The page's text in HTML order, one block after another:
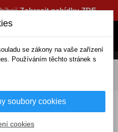
Zobrazit nabídku ZDE
se zákony na vaše zařízení
Používáním těchto stránek s
soubory cookies
cookies